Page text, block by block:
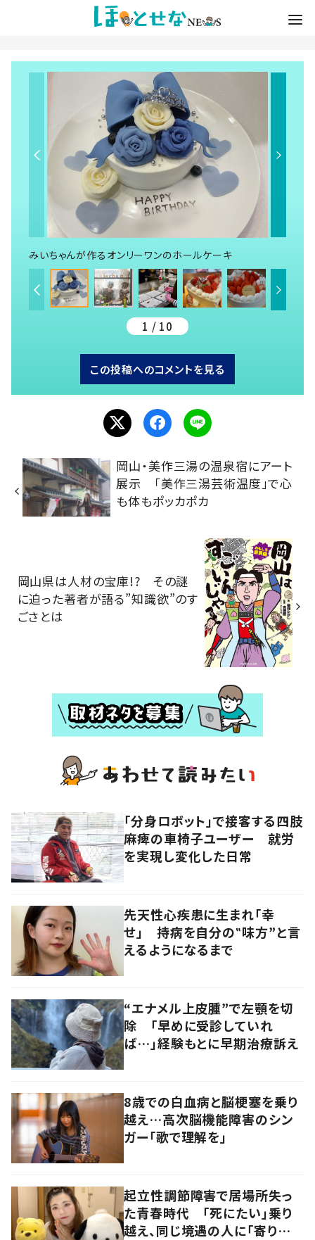
みいちゃんが作るオンリーワンのホールケーキ
1 / 10
この投稿へのコメントを見る
岡山・美作三湯の温泉宿にアート
展示 「美作三湯芸術温度」で心
も体もポッカポカ
岡山県は人材の宝庫!? その謎
に迫った著者が語る”知識欲”のす
ごさとは
「分身ロボット」で接客する四肢
麻痺の車椅子ユーザー 就労
を実現し変化した日常
先天性心疾患に生まれ「幸
せ」 持病を自分の‟味方”と言
えるようになるまで
“エナメル上皮腫”で左顎を切
除 「早めに受診していれ
ば…」経験もとに早期治療訴え
8歳での白血病と脳梗塞を乗り
越え…高次脳機能障害のシン
ガー「歌で理解を」
起立性調節障害で居場所失っ
た青春時代 「死にたい」乗り
越え、同じ境遇の人に「寄り添